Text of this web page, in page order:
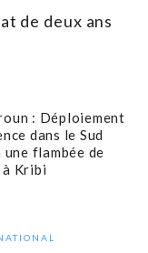
de deux ans
: Déploiement
dans le Sud
une flambée de
Kribi